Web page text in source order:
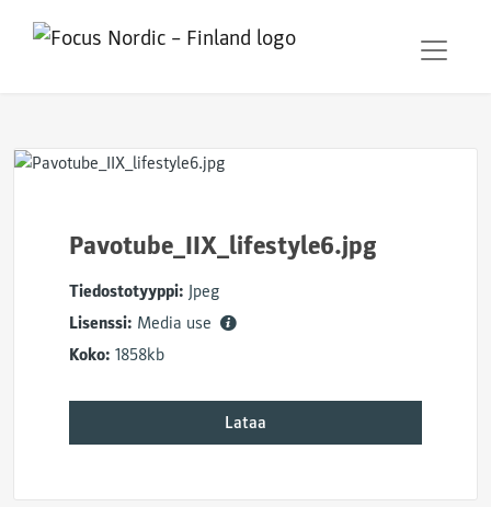
Pavotube_IIX_lifestyle6.jpg
Tiedostotyyppi: Jpeg
Lisenssi: Media use
Koko: 1858kb
Lataa